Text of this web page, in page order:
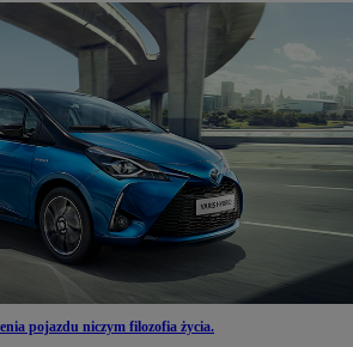
pojazdu niczym filozofia życia.